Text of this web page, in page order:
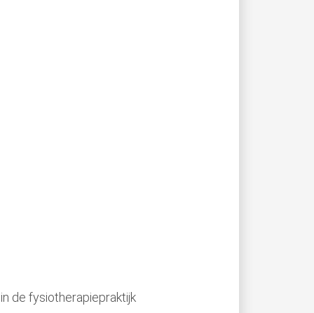
de fysiotherapiepraktijk